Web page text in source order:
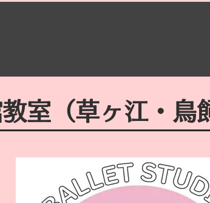
室（草ヶ江・鳥